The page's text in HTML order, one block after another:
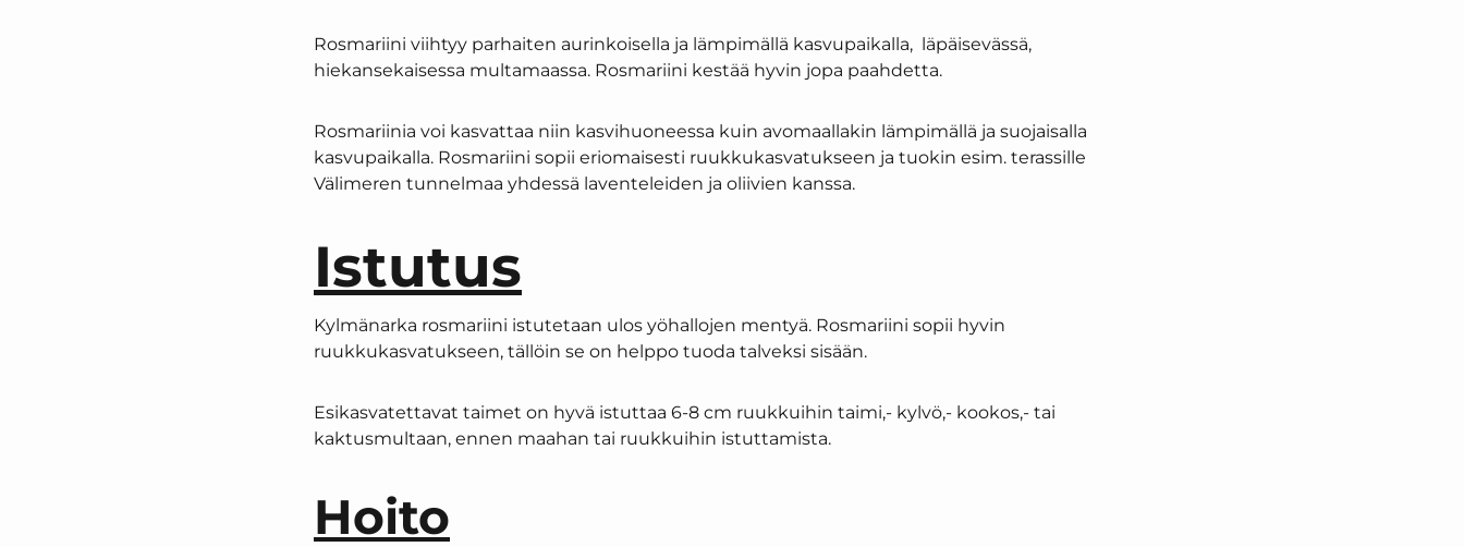
Rosmariini viihtyy parhaiten aurinkoisella ja lämpimällä kasvupaikalla, läpäisevässä,
hiekansekaisessa multamaassa. Rosmariini kestää hyvin jopa paahdetta.
Rosmariinia voi kasvattaa niin kasvihuoneessa kuin avomaallakin lämpimällä ja suojaisalla
kasvupaikalla. Rosmariini sopii eriomaisesti ruukkukasvatukseen ja tuokin esim. terassille
Välimeren tunnelmaa yhdessä laventeleiden ja oliivien kanssa.
Istutus
Kylmänarka rosmariini istutetaan ulos yöhallojen mentyä. Rosmariini sopii hyvin
ruukkukasvatukseen, tällöin se on helppo tuoda talveksi sisään.
Esikasvatettavat taimet on hyvä istuttaa 6-8 cm ruukkuihin taimi,- kylvö,- kookos,- tai
kaktusmultaan, ennen maahan tai ruukkuihin istuttamista.
Hoito